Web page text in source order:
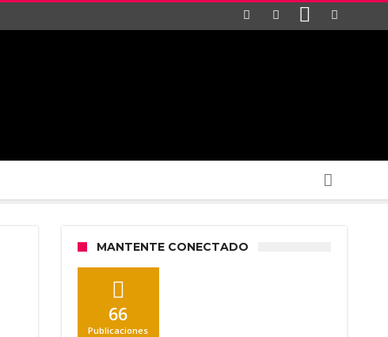
MANTENTE CONECTADO
66
Publicaciones